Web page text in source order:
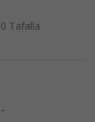
Tafalla